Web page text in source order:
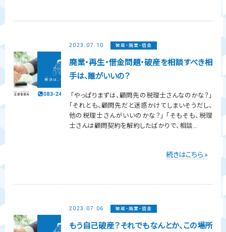
2023.07.10 破産・廃業・借金
廃業・再生・借金問題・破産を相談すべき相
手は、誰がいいの？
「やっぱりまずは、顧問先の税理士さんなのかな？」
「それとも、顧問先だと迷惑かけてしまいそうだし、
他の税理士さんがいいのかな？」 「そもそも、税理
士さんは顧問契約を解約したばかりで、相談...
続きはこちら »
2023.07.06 破産・廃業・借金
もう自己破産？それでもなんとか、この場所